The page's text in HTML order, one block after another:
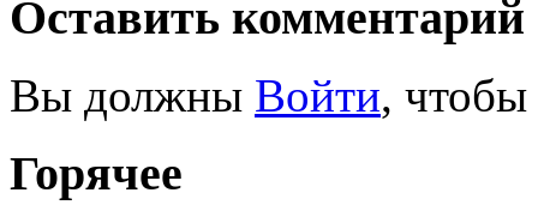
Оставить комментарий
Вы должны Войти, чтобы
Горячее